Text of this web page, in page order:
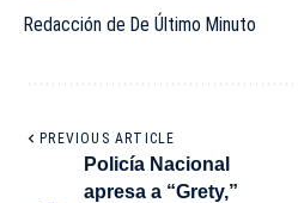
Redacción de De Último Minuto
PREVIOUS ARTICLE
Policía Nacional
apresa a “Grety,”